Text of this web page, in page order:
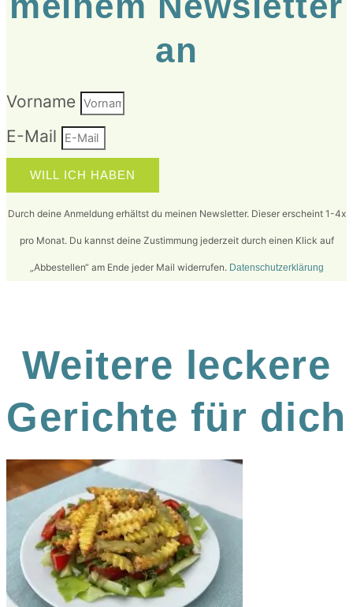
an
Vorname
E-Mail
WILL ICH HABEN
Durch deine Anmeldung erhältst du meinen Newsletter. Dieser erscheint 1-4x
pro Monat. Du kannst deine Zustimmung jederzeit durch einen Klick auf
„Abbestellen“ am Ende jeder Mail widerrufen. Datenschutzerklärung
Weitere leckere
Gerichte für dich